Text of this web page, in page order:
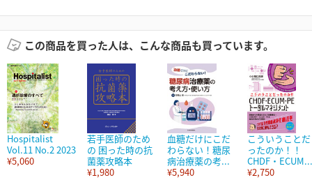
この商品を買った人は、こんな商品も買っています。
Hospitalist
Vol.11 No.2 2023
¥5,060
若手医師のため
の 困った時の抗
菌薬攻略本
¥1,980
血糖だけにこだ
わらない！糖尿
病治療薬の考...
¥5,940
こういうことだ
ったのか！！
CHDF・ECUM...
¥2,750